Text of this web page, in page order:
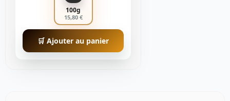
100g
15,80 €
🛒 Ajouter au panier